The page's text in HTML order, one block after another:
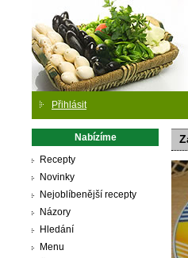
Přihlásit
Nabízíme
Recepty
Novinky
Nejoblíbenější recepty
Názory
Hledání
Menu